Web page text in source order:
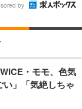
by
・モモ、色気
い」「気絶しちゃ